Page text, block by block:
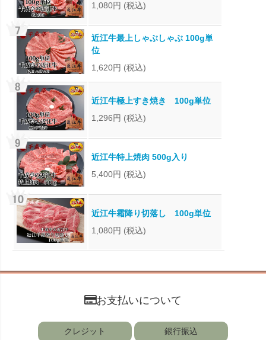
1,080円 (税込)
近江牛最上しゃぶしゃぶ 100g単
位
1,620円 (税込)
近江牛極上すき焼き 100g単位
1,296円 (税込)
近江牛特上焼肉 500g入り
5,400円 (税込)
近江牛霜降り切落し 100g単位
1,080円 (税込)
お支払いについて
クレジット 銀行振込